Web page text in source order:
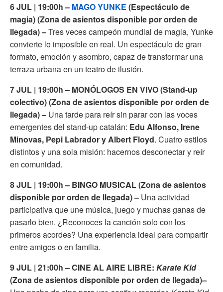
6 JUL | 19:00h – MAGO YUNKE (Espectáculo de
magia) (Zona de asientos disponible por orden de
llegada) –Tres veces campeón mundial de magia, Yunke
convierte lo imposible en real. Un espectáculo de gran
formato, emoción y asombro, capaz de transformar una
terraza urbana en un teatro de ilusión.
7 JUL | 19:00h – MONÓLOGOS EN VIVO (Stand-up
colectivo) (Zona de asientos disponible por orden de
llegada) – Una tarde para reír sin parar con las voces
emergentes del stand-up catalán: Edu Alfonso, Irene
Minovas, Pepi Labrador y Albert Floyd. Cuatro estilos
distintos y una sola misión: hacernos desconectar y reír
en comunidad.
8 JUL | 19:00h – BINGO MUSICAL (Zona de asientos
disponible por orden de llegada) – Una actividad
participativa que une música, juego y muchas ganas de
pasarlo bien. ¿Reconoces la canción solo con los
primeros acordes? Una experiencia ideal para compartir
entre amigos o en familia.
9 JUL | 21:00h – CINE AL AIRE LIBRE: Karate Kid
(Zona de asientos disponible por orden de llegada)–